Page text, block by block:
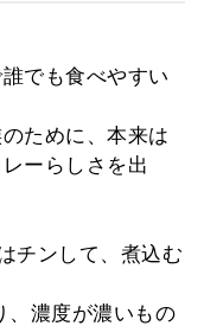
でも食べやすい
ために、本来は
ーらしさを出
チンして、煮込む
、濃度が濃いもの